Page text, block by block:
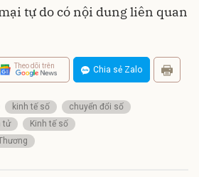
tự do có nội dung liên quan
Theo dõi trên Chia sẻ Zalo
kinh tế số
chuyển đổi số
tử
Kinh tế số